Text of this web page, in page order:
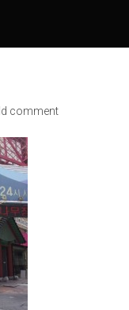
comment